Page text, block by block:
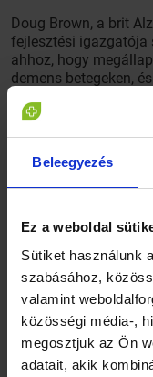
Beleegyezés
Ez a weboldal
Sütiket használunk
szabásához,
valamint
közösségi média-,
megosztjuk az Ön
adatait, akik
Doug Brown, a brit
fejlesztési igazgatója
ahhoz, hogy
demens betegeken,